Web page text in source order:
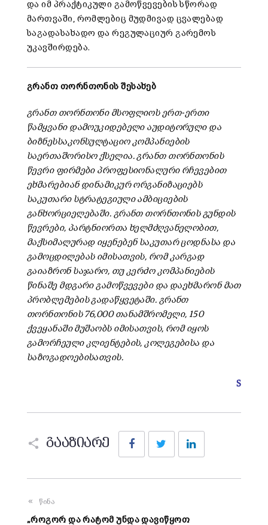
და იმ პრაქტიკული გამოწვევების სწორად
მართვაში, რომლებიც მუდმივად ცვალებად
საგადასახადო და რეგულაციურ გარემოს
უკავშირდება.
გრანთ თორნთონის შესახებ
გრანთ თორნთონი მსოფლიოს ერთ-ერთი
წამყვანი დამოუკიდებელი აუდიტორული და
ბიზნესსაკონსულტაციო კომპანიების
საერთაშორისო ქსელია. გრანთ თორნთონის
წევრი ფირმები პროფესიონალური რჩევებით
ეხმარებიან დინამიკურ ორგანიზაციებს
საკუთარი სტრატეგიული ამბიციების
განხორციელებაში. გრანთ თორნთონის გუნდის
წევრები, პარტნიორთა ხელმძღვანელობით,
მაქსიმალურად იყენებენ საკუთარ ცოდნასა და
გამოცდილებას იმისათვის, რომ კარგად
გაიაზრონ საჯარო, თუ კერძო კომპანიების
წინაშე მდგარი გამოწვევები და დაეხმარონ მათ
პრობლემების გადაწყვეტაში. გრანთ
თორნთონის 76,000 თანამშრომელი, 150
ქვეყანაში მუშაობს იმისათვის, რომ იყოს
გამორჩეული კლიენტების, კოლეგებისა და
საზოგადოებისათვის.
S
გააზიარე
FacebookTwitter
წინა
„როგორ და რატომ უნდა დავიწყოთ